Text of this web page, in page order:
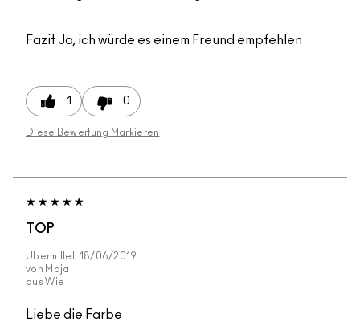
Fazit Ja, ich würde es einem Freund empfehlen
1 0
Diese Bewertung Markieren
TOP
Übermittelt 18/06/2019
von Maja
aus Wie
Liebe die Farbe